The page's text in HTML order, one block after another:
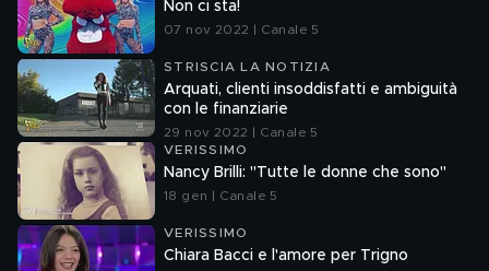
Non ci sta!
07 nov 2022 | Canale 5
STRISCIA LA NOTIZIA
Arquati, clienti insoddisfatti e ambiguità
con le finanziarie
29 nov 2022 | Canale 5
VERISSIMO
Nancy Brilli: "Tutte le donne che sono"
18 gen | Canale 5
VERISSIMO
Chiara Bacci e l'amore per Trigno